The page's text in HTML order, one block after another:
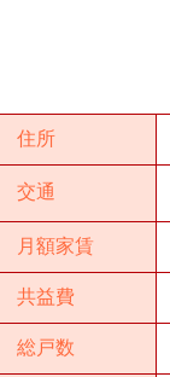
住所
交通
月額家賃
共益費
総戸数